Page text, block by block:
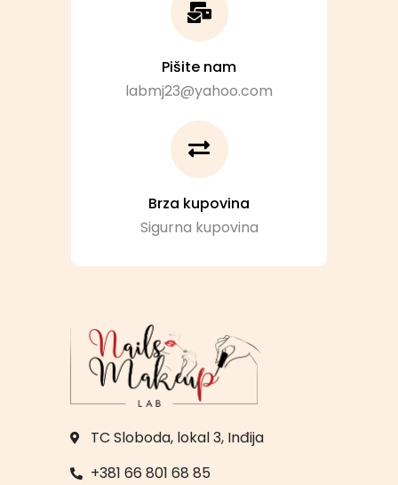
Pišite nam
labmj23@yahoo.com
Brza kupovina
Sigurna kupovina
TC Sloboda, lokal 3, Inđija
+381 66 801 68 85